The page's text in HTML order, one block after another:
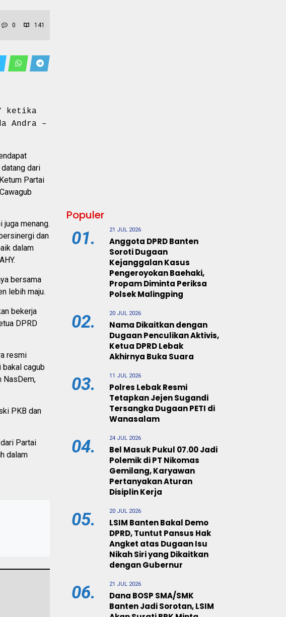
0 141
ketika
Andra –
dari
Partai
juga menang.
dan
dalam
bersama
lebih maju.
bekerja
DPRD
resmi
bakal cagub
NasDem,
PKB dan
Partai
dalam
Populer
01. 21 JUL 2026
Anggota DPRD Banten
Soroti Dugaan
Kejanggalan Kasus
Pengeroyokan Baehaki,
Propam Diminta Periksa
Polsek Malingping
02. 20 JUL 2026
Nama Dikaitkan dengan
Dugaan Penculikan Aktivis,
Ketua DPRD Lebak
Akhirnya Buka Suara
03. 11 JUL 2026
Polres Lebak Resmi
Tetapkan Jejen Sugandi
Tersangka Dugaan PETI di
Wanasalam
04. 24 JUL 2026
Bel Masuk Pukul 07.00 Jadi
Polemik di PT Nikomas
Gemilang, Karyawan
Pertanyakan Aturan
Disiplin Kerja
05. 20 JUL 2026
LSIM Banten Bakal Demo
DPRD, Tuntut Pansus Hak
Angket atas Dugaan Isu
Nikah Siri yang Dikaitkan
dengan Gubernur
06. 21 JUL 2026
Dana BOSP SMA/SMK
Banten Jadi Sorotan, LSIM